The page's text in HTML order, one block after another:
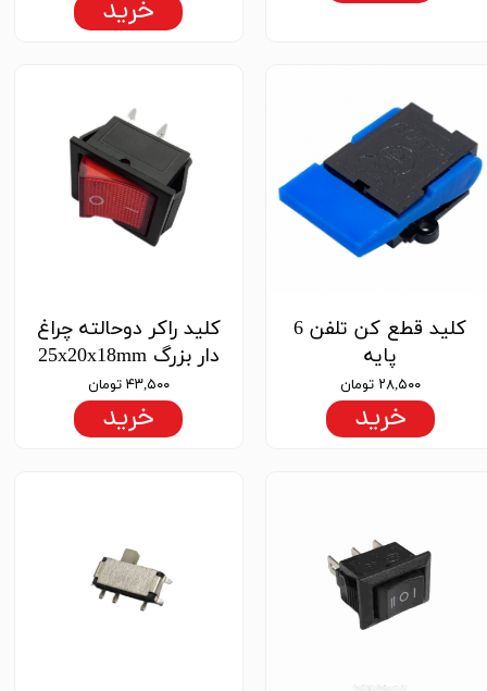
خرید
کلید قطع کن تلفن 6
پایه
۲۸,۵۰۰ تومان
خرید
کلید راکر دوحالته چراغ
دار بزرگ 25x20x18mm
۴۳,۵۰۰ تومان
خرید